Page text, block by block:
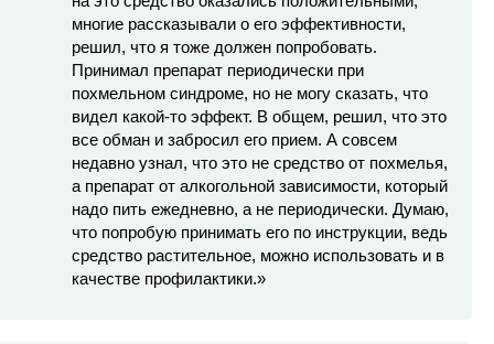
многие рассказывали о его эффективности,
решил, что я тоже должен попробовать.
Принимал препарат периодически при
похмельном синдроме, но не могу сказать, что
видел какой-то эффект. В общем, решил, что это
все обман и забросил его прием. А совсем
недавно узнал, что это не средство от похмелья,
а препарат от алкогольной зависимости, который
надо пить ежедневно, а не периодически. Думаю,
что попробую принимать его по инструкции, ведь
средство растительное, можно использовать и в
качестве профилактики.»